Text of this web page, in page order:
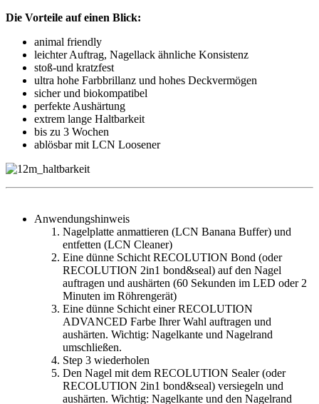
Die Vorteile auf einen Blick:
animal friendly
leichter Auftrag, Nagellack ähnliche Konsistenz
stoß-und kratzfest
ultra hohe Farbbrillanz und hohes Deckvermögen
sicher und biokompatibel
perfekte Aushärtung
extrem lange Haltbarkeit
bis zu 3 Wochen
ablösbar mit LCN Loosener
Anwendungshinweis
Nagelplatte anmattieren (LCN Banana Buffer) und
entfetten (LCN Cleaner)
Eine dünne Schicht RECOLUTION Bond (oder
RECOLUTION 2in1 bond&seal) auf den Nagel
auftragen und aushärten (60 Sekunden im LED oder 2
Minuten im Röhrengerät)
Eine dünne Schicht einer RECOLUTION
ADVANCED Farbe Ihrer Wahl auftragen und
aushärten. Wichtig: Nagelkante und Nagelrand
umschließen.
Step 3 wiederholen
Den Nagel mit dem RECOLUTION Sealer (oder
RECOLUTION 2in1 bond&seal) versiegeln und
aushärten. Wichtig: Nagelkante und den Nagelrand